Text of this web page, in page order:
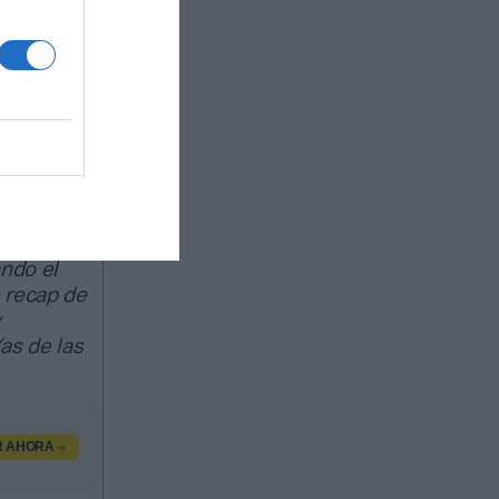
o
está
plena
el
recap de
de las
AHORA